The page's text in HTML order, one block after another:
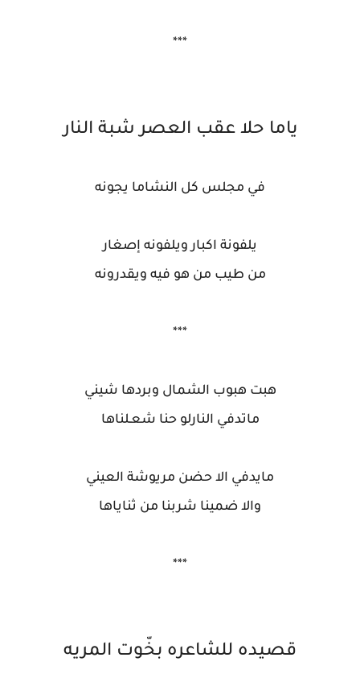
***
ياما حلا عقب العصر شبة النار
في مجلس كل النشاما يجونه
يلفونة اكبار ويلفونه إصغار
من طيب من هو فيه ويقدرونه
***
هبت هبوب الشمال وبردها شيني
ماتدفي النارلو حنا شعـلناها
مايدفي الا حضن مريوشة العيني
والا ضمينا شربنا من ثناياها
***
قصيده للشاعره بخّوت المريه